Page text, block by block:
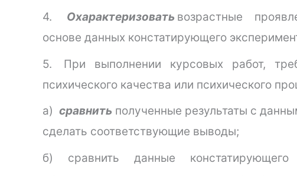
4. Охарактеризовать возрастные
основе данных констатирующего
5. При выполнении курсовых работ,
психического качества или психического
а) сравнить полученные результаты с
сделать соответствующие выводы;
б) сравнить данные